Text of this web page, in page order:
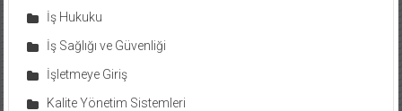
İş Hukuku
İş Sağlığı ve Güvenliği
İşletmeye Giriş
Kalite Yönetim Sistemleri